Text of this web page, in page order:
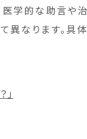
学的な助言や
異なります。具